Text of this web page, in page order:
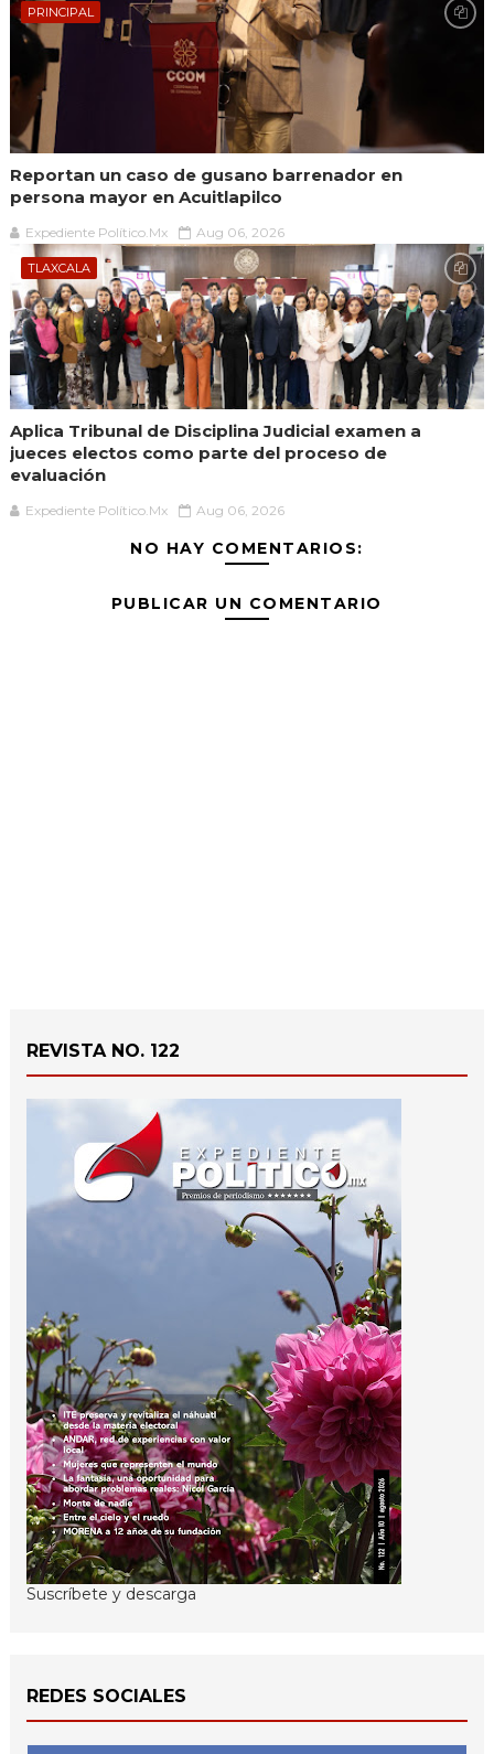
PRINCIPAL
Reportan un caso de gusano barrenador en
persona mayor en Acuitlapilco
Expediente Político.Mx Aug 06, 2026
TLAXCALA
Aplica Tribunal de Disciplina Judicial examen a
jueces electos como parte del proceso de
evaluación
Expediente Político.Mx Aug 06, 2026
NO HAY COMENTARIOS:
PUBLICAR UN COMENTARIO
REVISTA NO. 122
Suscríbete y descarga
REDES SOCIALES